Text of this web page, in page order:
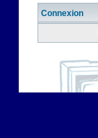
Connexion